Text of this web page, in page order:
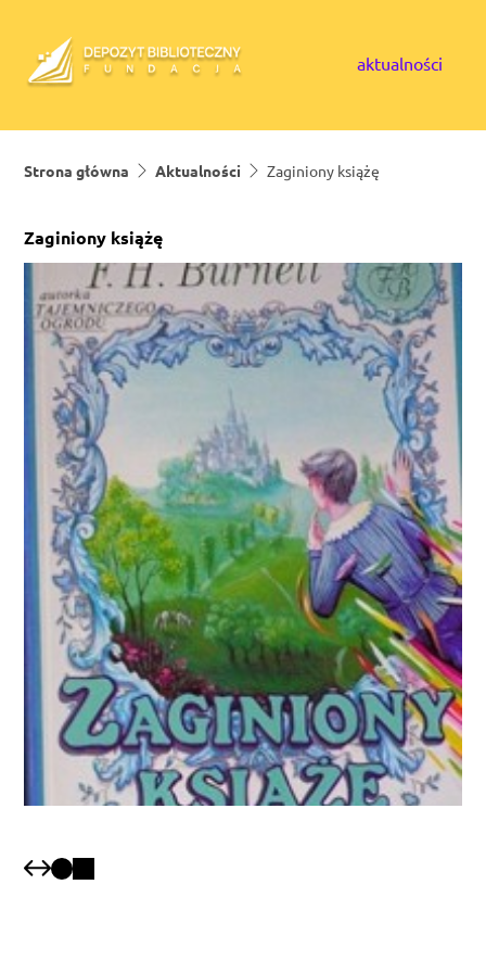
aktualności
Strona główna Aktualności Zaginiony książę
Zaginiony książę